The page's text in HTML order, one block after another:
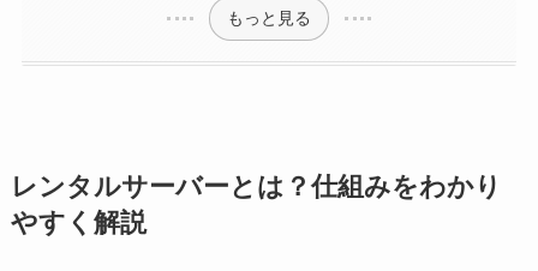
もっと見る
レンタルサーバーとは？仕組みをわかり
やすく解説